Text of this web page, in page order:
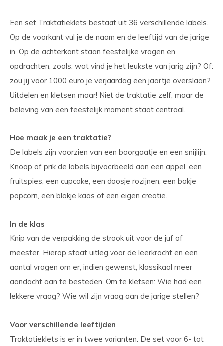
Een set Traktatieklets bestaat uit 36 verschillende labels.
Op de voorkant vul je de naam en de leeftijd van de jarige
in. Op de achterkant staan feestelijke vragen en
opdrachten, zoals: wat vind je het leukste van jarig zijn? Of:
zou jij voor 1000 euro je verjaardag een jaartje overslaan?
Uitdelen en kletsen maar! Niet de traktatie zelf, maar de
beleving van een feestelijk moment staat centraal.
Hoe maak je een traktatie?
De labels zijn voorzien van een boorgaatje en een snijlijn.
Knoop of prik de labels bijvoorbeeld aan een appel, een
fruitspies, een cupcake, een doosje rozijnen, een bakje
popcorn, een blokje kaas of een eigen creatie.
In de klas
Knip van de verpakking de strook uit voor de juf of
meester. Hierop staat uitleg voor de leerkracht en een
aantal vragen om er, indien gewenst, klassikaal meer
aandacht aan te besteden. Om te kletsen: Wie had een
lekkere vraag? Wie wil zijn vraag aan de jarige stellen?
Voor verschillende leeftijden
Traktatieklets is er in twee varianten. De set voor 6- tot